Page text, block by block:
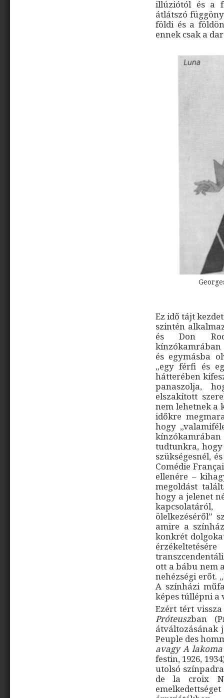
illúziótól és a
átlátszó
földi és a
ennek csak a
Ez idő tájt
szintén
és Don
kínzókamrában
és egymásba
„egy férfi és
hátterében
panaszolja,
elszakított
nem lehetnek a
időkre
hogy
tudtunkra,
szükségesnél,
Comédie
ellenére –
megoldást
hogy a jelenet
ölelkezéséről”
amire a
konkrét
ott a bábu nem
nehézségi erőt.
A színházi
képes túllépni a
Ezért tért
Próteuszban
átváltozásának
Peuple des
avagy A
festin, 1926,
utolsó
de la croix